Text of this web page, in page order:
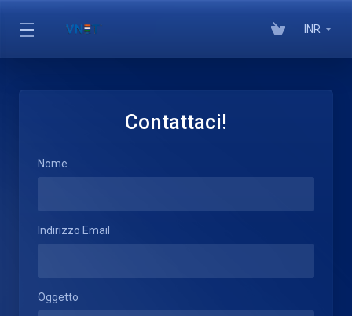
INR
Contattaci!
Nome
Indirizzo Email
Oggetto